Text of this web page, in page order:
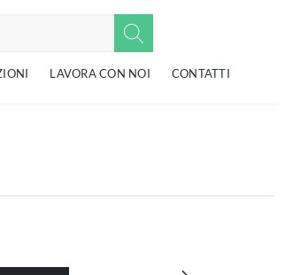
LAVORA CON NOI CONTATTI